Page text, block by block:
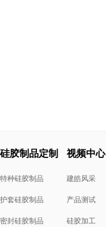
硅胶制品定制
特种硅胶制品
护套硅胶制品
密封硅胶制品
视频中心
建皓风采
产品测试
硅胶加工